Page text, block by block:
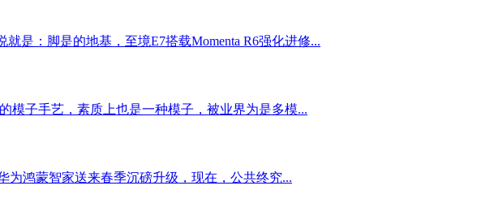
是：脚是的地基，至境E7搭载Momenta R6强化进修...
模子手艺，素质上也是一种模子，被业界为是多模...
为鸿蒙智家送来春季沉磅升级，现在，公共终究...